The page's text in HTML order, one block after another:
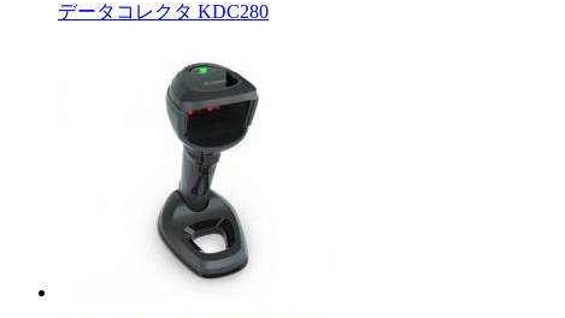
データコレクタ KDC280